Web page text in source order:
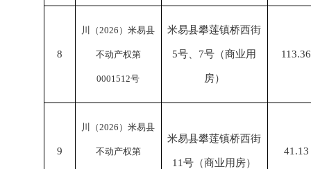
8
川（2026）米易县
不动产权第
0001512号
米易县攀莲镇桥西街
5号、7号（商业用
房）
113.36
9
川（2026）米易县
不动产权第
米易县攀莲镇桥西街
11号（商业用房）
41.13